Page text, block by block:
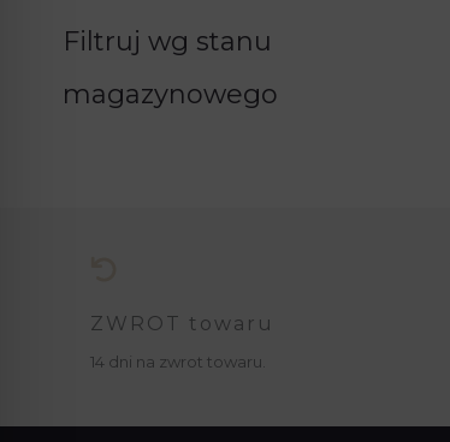
Filtruj wg stanu
magazynowego
ZWROT towaru
14 dni na zwrot towaru.